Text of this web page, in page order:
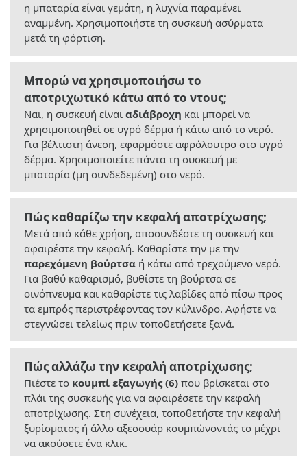
η μπαταρία είναι γεμάτη, η λυχνία παραμένει
αναμμένη. Χρησιμοποιήστε τη συσκευή ασύρματα
μετά τη φόρτιση.
Μπορώ να χρησιμοποιήσω το
αποτριχωτικό κάτω από το ντους;
Ναι, η συσκευή είναι αδιάβροχη και μπορεί να
χρησιμοποιηθεί σε υγρό δέρμα ή κάτω από το νερό.
Για βέλτιστη άνεση, εφαρμόστε αφρόλουτρο στο υγρό
δέρμα. Χρησιμοποιείτε πάντα τη συσκευή με
μπαταρία (μη συνδεδεμένη) στο νερό.
Πώς καθαρίζω την κεφαλή αποτρίχωσης;
Μετά από κάθε χρήση, αποσυνδέστε τη συσκευή και
αφαιρέστε την κεφαλή. Καθαρίστε την με την
παρεχόμενη βούρτσα ή κάτω από τρεχούμενο νερό.
Για βαθύ καθαρισμό, βυθίστε τη βούρτσα σε
οινόπνευμα και καθαρίστε τις λαβίδες από πίσω προς
τα εμπρός περιστρέφοντας τον κύλινδρο. Αφήστε να
στεγνώσει τελείως πριν τοποθετήσετε ξανά.
Πώς αλλάζω την κεφαλή αποτρίχωσης;
Πιέστε το κουμπί εξαγωγής (6) που βρίσκεται στο
πλάι της συσκευής για να αφαιρέσετε την κεφαλή
αποτρίχωσης. Στη συνέχεια, τοποθετήστε την κεφαλή
ξυρίσματος ή άλλο αξεσουάρ κουμπώνοντάς το μέχρι
να ακούσετε ένα κλικ.